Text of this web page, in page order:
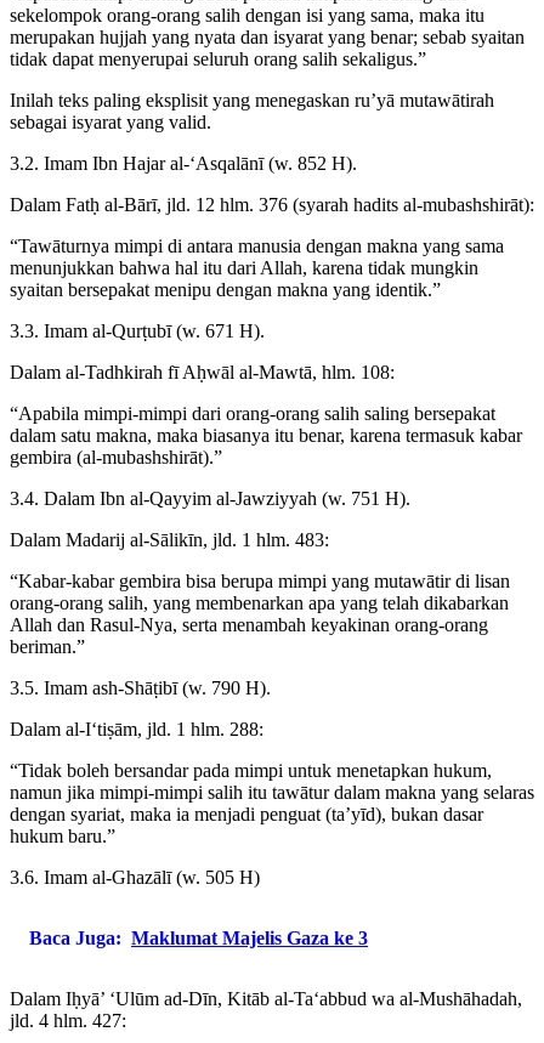
sekelompok orang-orang salih dengan isi yang sama, maka itu
merupakan hujjah yang nyata dan isyarat yang benar; sebab syaitan
tidak dapat menyerupai seluruh orang salih sekaligus.”
Inilah teks paling eksplisit yang menegaskan ru’yā mutawātirah
sebagai isyarat yang valid.
3.2. Imam Ibn Hajar al-‘Asqalānī (w. 852 H).
Dalam Fatḥ al-Bārī, jld. 12 hlm. 376 (syarah hadits al-mubashshirāt):
“Tawāturnya mimpi di antara manusia dengan makna yang sama
menunjukkan bahwa hal itu dari Allah, karena tidak mungkin
syaitan bersepakat menipu dengan makna yang identik.”
3.3. Imam al-Qurṭubī (w. 671 H).
Dalam al-Tadhkirah fī Aḥwāl al-Mawtā, hlm. 108:
“Apabila mimpi-mimpi dari orang-orang salih saling bersepakat
dalam satu makna, maka biasanya itu benar, karena termasuk kabar
gembira (al-mubashshirāt).”
3.4. Dalam Ibn al-Qayyim al-Jawziyyah (w. 751 H).
Dalam Madarij al-Sālikīn, jld. 1 hlm. 483:
“Kabar-kabar gembira bisa berupa mimpi yang mutawātir di lisan
orang-orang salih, yang membenarkan apa yang telah dikabarkan
Allah dan Rasul-Nya, serta menambah keyakinan orang-orang
beriman.”
3.5. Imam ash-Shāṭibī (w. 790 H).
Dalam al-I‘tiṣām, jld. 1 hlm. 288:
“Tidak boleh bersandar pada mimpi untuk menetapkan hukum,
namun jika mimpi-mimpi salih itu tawātur dalam makna yang selaras
dengan syariat, maka ia menjadi penguat (ta’yīd), bukan dasar
hukum baru.”
3.6. Imam al-Ghazālī (w. 505 H)
Baca Juga: Maklumat Majelis Gaza ke 3
Dalam Iḥyā’ ‘Ulūm ad-Dīn, Kitāb al-Ta‘abbud wa al-Mushāhadah,
jld. 4 hlm. 427: